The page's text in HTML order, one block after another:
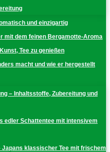
und einzigartig
mit dem feinen Bergamotte-Aroma
Tee zu genießen
macht und wie er hergestellt
– Inhaltsstoffe, Zubereitung und
edler Schattentee mit intensivem
Japans klassischer Tee mit frischem